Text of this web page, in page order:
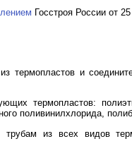
Госстроя России от
термопластов и
термопластов:
поливинилхлорида,
трубам из всех видов